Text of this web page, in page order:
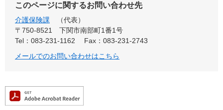
このページに関するお問い合わせ先
介護保険課
代表
〒750-8521
下関市南部町1番1号
Tel：083-231-1162
Fax：083-231-2743
メールでのお問い合わせはこちら